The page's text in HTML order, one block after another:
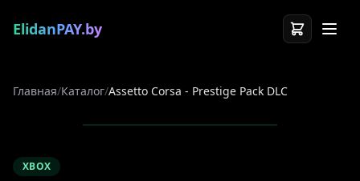
ElidanPAY.by
Главная/Каталог/Assetto Corsa - Prestige Pack DLC
XBOX